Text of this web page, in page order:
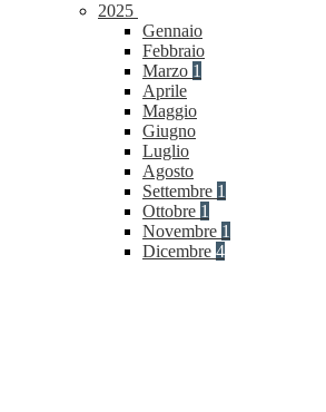
2025
Gennaio
Febbraio
Marzo 1
Aprile
Maggio
Giugno
Luglio
Agosto
Settembre 1
Ottobre 1
Novembre 1
Dicembre 4